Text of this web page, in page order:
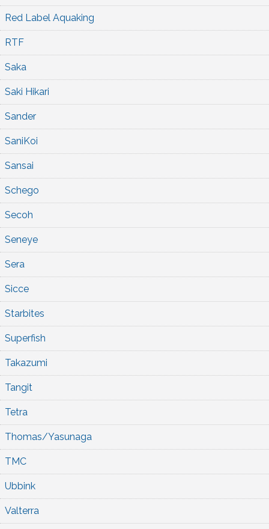
Red Label Aquaking
RTF
Saka
Saki Hikari
Sander
SaniKoi
Sansai
Schego
Secoh
Seneye
Sera
Sicce
Starbites
Superfish
Takazumi
Tangit
Tetra
Thomas/Yasunaga
TMC
Ubbink
Valterra